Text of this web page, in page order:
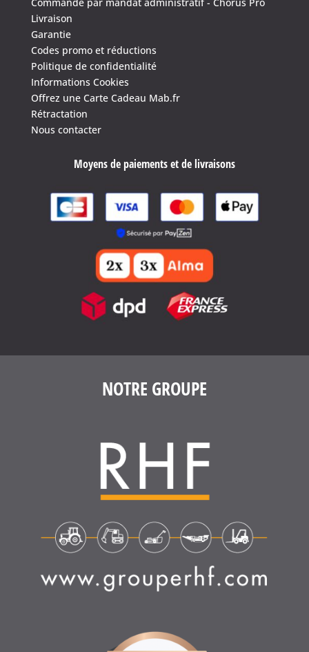
Commande par mandat administratif - Chorus Pro
Livraison
Garantie
Codes promo et réductions
Politique de confidentialité
Informations Cookies
Offrez une Carte Cadeau Mab.fr
Rétractation
Nous contacter
Moyens de paiements et de livraisons
NOTRE GROUPE